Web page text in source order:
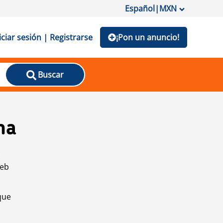
Español|MXN
sesión | Registrarse ¡Pon un anuncio!
Buscar